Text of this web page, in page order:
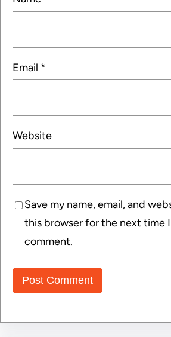
Email *
Website
Save my name, email, and
this browser for the next time I
comment.